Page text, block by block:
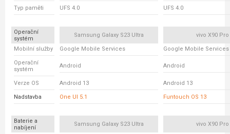
Typ paměti UFS 4.0 UFS 4.0
Operační
systém
Samsung Galaxy S23 Ultra vivo X90 Pro
Mobilní služby Google Mobile Services Google Mobile Services
Operační
systém
Android Android
Verze OS Android 13 Android 13
Nadstavba One UI 5.1 Funtouch OS 13
Baterie a
nabíjení
Samsung Galaxy S23 Ultra vivo X90 Pro